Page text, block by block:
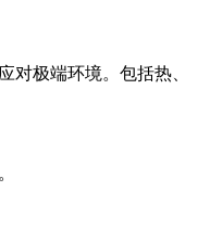
对极端环境。包括热、